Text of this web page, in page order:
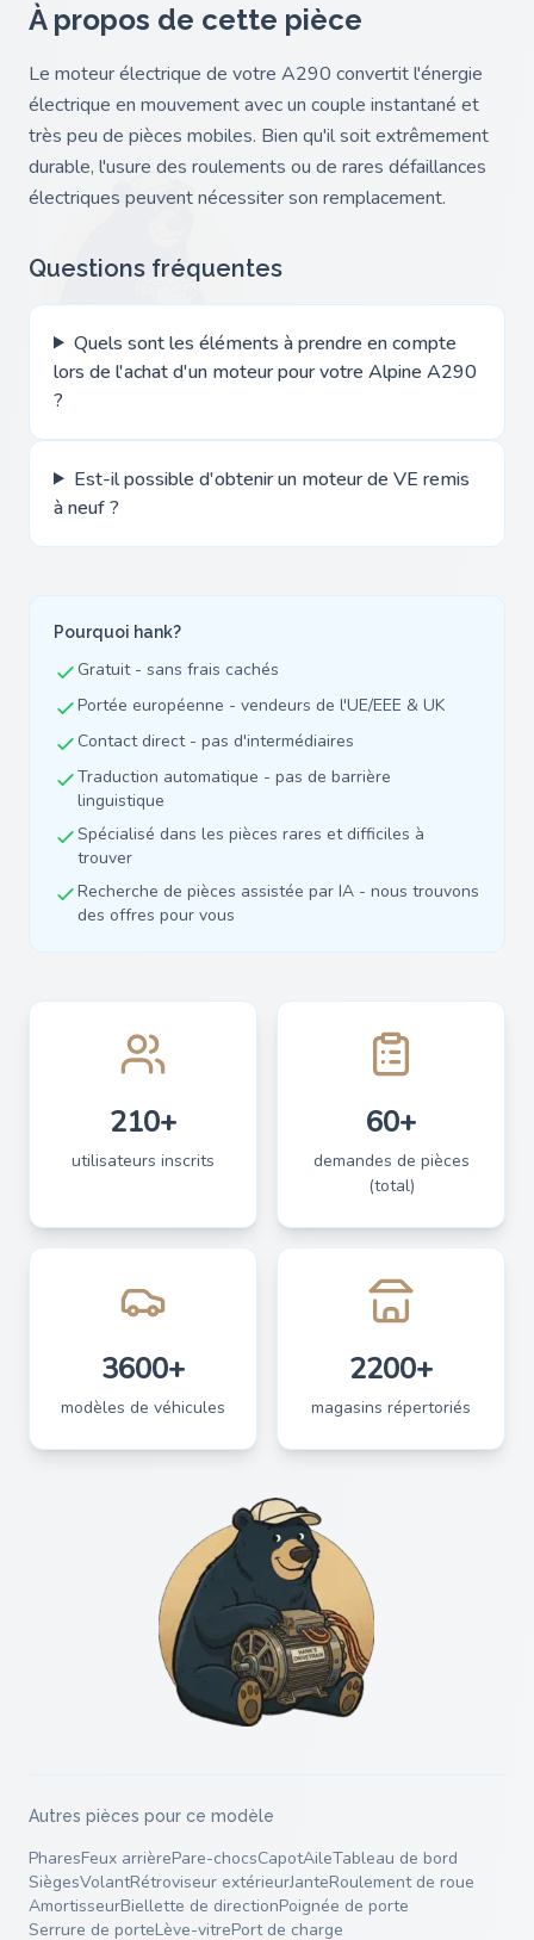
À propos de cette pièce
Le moteur électrique de votre A290 convertit l'énergie
électrique en mouvement avec un couple instantané et
très peu de pièces mobiles. Bien qu'il soit extrêmement
durable, l'usure des roulements ou de rares défaillances
électriques peuvent nécessiter son remplacement.
Questions fréquentes
Quels sont les éléments à prendre en compte
lors de l'achat d'un moteur pour votre Alpine A290
?
Est-il possible d'obtenir un moteur de VE remis
à neuf ?
Pourquoi hank?
Gratuit - sans frais cachés
Portée européenne - vendeurs de l'UE/EEE & UK
Contact direct - pas d'intermédiaires
Traduction automatique - pas de barrière
linguistique
Spécialisé dans les pièces rares et difficiles à
trouver
Recherche de pièces assistée par IA - nous trouvons
des offres pour vous
210+
utilisateurs inscrits
60+
demandes de pièces
(total)
3600+
modèles de véhicules
2200+
magasins répertoriés
Autres pièces pour ce modèle
PharesFeux arrièrePare-chocsCapotAileTableau de bord
SiègesVolantRétroviseur extérieurJanteRoulement de roue
AmortisseurBiellette de directionPoignée de porte
Serrure de porteLève-vitrePort de charge